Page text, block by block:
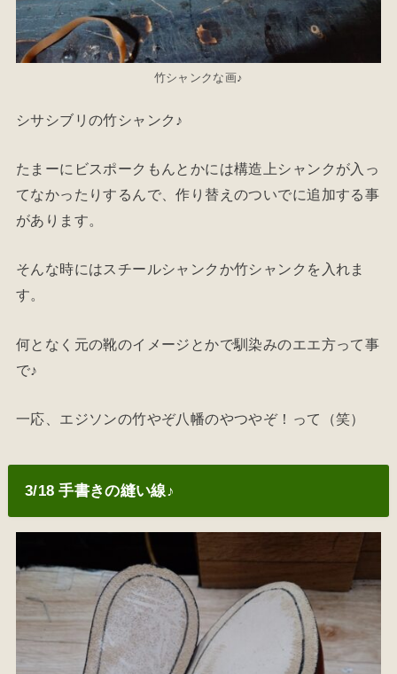
竹シャンクな画♪
シサシブリの竹シャンク♪
たまーにビスポークもんとかには構造上シャンクが入っ
てなかったりするんで、作り替えのついでに追加する事
があります。
そんな時にはスチールシャンクか竹シャンクを入れま
す。
何となく元の靴のイメージとかで馴染みのエエ方って事
で♪
一応、エジソンの竹やぞ八幡のやつやぞ！って（笑）
3/18 手書きの縫い線♪